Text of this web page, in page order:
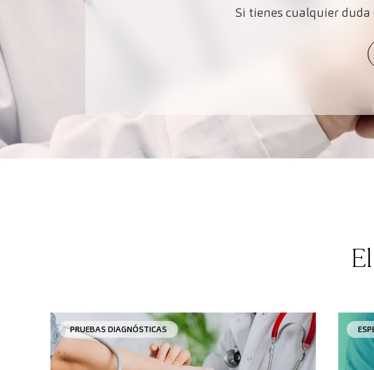
Si tienes cualquier
PRUEBAS DIAGNÓSTICAS